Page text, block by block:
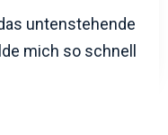
untenstehende
mich so schnell